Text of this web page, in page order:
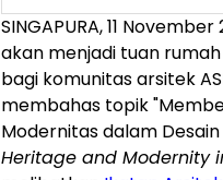
SINGAPURA,11 November
akan menjadi tuan
bagi komunitas arsitek
membahas topik
Modernitas dalam
Heritage and Modernity